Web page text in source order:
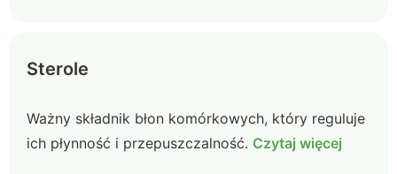
Sterole
Ważny składnik błon komórkowych, który reguluje
ich płynność i przepuszczalność. Czytaj więcej